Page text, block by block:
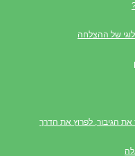
של ההצלחה
הגיבור, לפרוץ את הדרך